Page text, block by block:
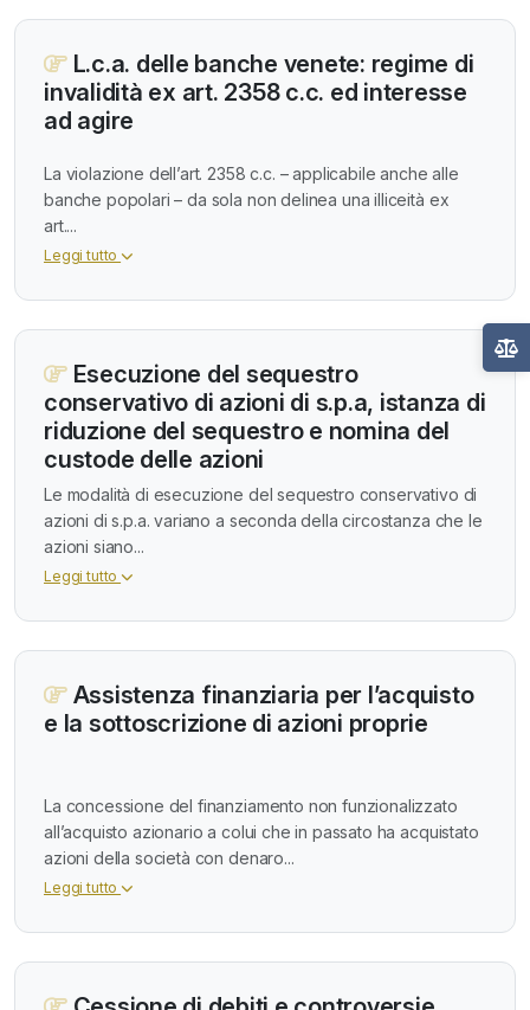
L.c.a. delle banche venete: regime di
invalidità ex art. 2358 c.c. ed interesse
ad agire
La violazione dell’art. 2358 c.c. – applicabile anche alle
banche popolari – da sola non delinea una illiceità ex
art....
Leggi tutto
Esecuzione del sequestro
conservativo di azioni di s.p.a, istanza di
riduzione del sequestro e nomina del
custode delle azioni
Le modalità di esecuzione del sequestro conservativo di
azioni di s.p.a. variano a seconda della circostanza che le
azioni siano...
Leggi tutto
Assistenza finanziaria per l’acquisto
e la sottoscrizione di azioni proprie
La concessione del finanziamento non funzionalizzato
all’acquisto azionario a colui che in passato ha acquistato
azioni della società con denaro...
Leggi tutto